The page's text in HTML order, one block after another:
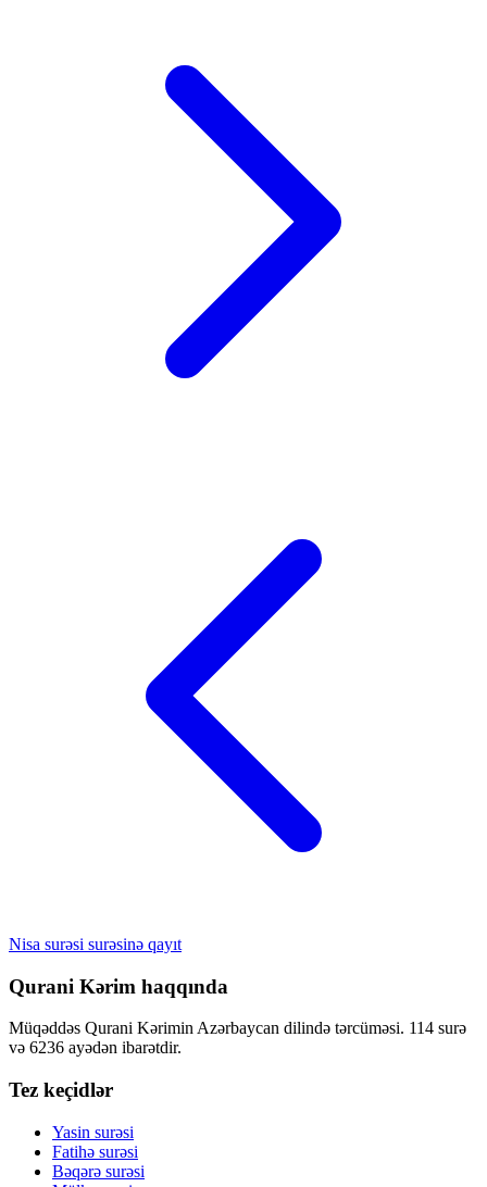
Nisa surəsi surəsinə qayıt
Qurani Kərim haqqında
Müqəddəs Qurani Kərimin Azərbaycan dilində tərcüməsi. 114 surə
və 6236 ayədən ibarətdir.
Tez keçidlər
Yasin surəsi
Fatihə surəsi
Bəqərə surəsi